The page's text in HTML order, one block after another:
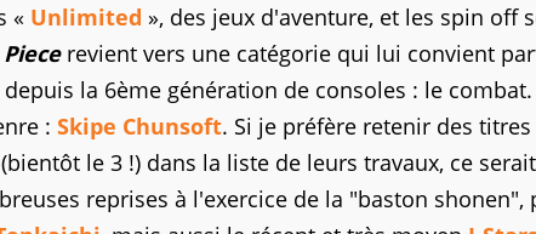
« Unlimited », des jeux d'aventure, et les spin off
revient vers une catégorie qui lui convient
la 6ème génération de consoles : le
: Skipe Chunsoft. Si je préfère retenir des
(bientôt le 3 !) dans la liste de leurs travaux, ce
reprises à l'exercice de la "baston